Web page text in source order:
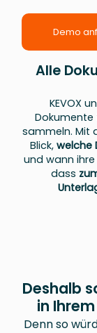
Alle
KEVOX
Dokumente
sammeln. Mit
Blick, welche
und wann
dass
Demo
Deshalb
in
Denn so